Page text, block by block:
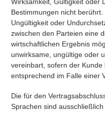
Bestimmungen nicht
Ungültigkeit oder
zwischen den Parteien eine
wirtschaftlichen Ergebnis
unwirksame, ungültige oder
vereinbart, sofern der
entsprechend im Falle einer
Die für den
Sprachen sind ausschließlich